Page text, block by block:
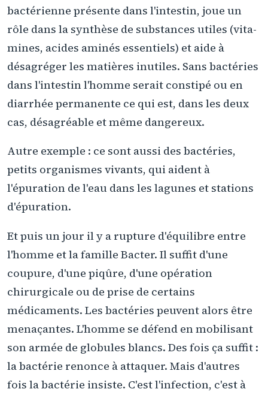
bactérienne présente dans l'intestin, joue un
rôle dans la synthèse de substances utiles (vita-
mines, acides aminés essentiels) et aide à
désagréger les matières inutiles. Sans bactéries
dans l'intestin l'homme serait constipé ou en
diarrhée permanente ce qui est, dans les deux
cas, désagréable et même dangereux.
Autre exemple : ce sont aussi des bactéries,
petits organismes vivants, qui aident à
l'épuration de l'eau dans les lagunes et stations
d'épuration.
Et puis un jour il y a rupture d'équilibre entre
l'homme et la famille Bacter. Il suffit d'une
coupure, d'une piqûre, d'une opération
chirurgicale ou de prise de certains
médicaments. Les bactéries peuvent alors être
menaçantes. L'homme se défend en mobilisant
son armée de globules blancs. Des fois ça suffit :
la bactérie renonce à attaquer. Mais d'autres
fois la bactérie insiste. C'est l'infection, c'est à